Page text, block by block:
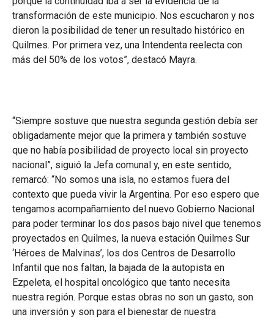
transformación de este municipio. Nos escucharon y nos
dieron la posibilidad de tener un resultado histórico en
Quilmes. Por primera vez, una Intendenta reelecta con
más del 50% de los votos”, destacó Mayra.
“Siempre sostuve que nuestra segunda gestión debía ser
obligadamente mejor que la primera y también sostuve
que no había posibilidad de proyecto local sin proyecto
nacional”, siguió la Jefa comunal y, en este sentido,
remarcó: “No somos una isla, no estamos fuera del
contexto que pueda vivir la Argentina. Por eso espero que
tengamos acompañamiento del nuevo Gobierno Nacional
para poder terminar los dos pasos bajo nivel que tenemos
proyectados en Quilmes, la nueva estación Quilmes Sur
‘Héroes de Malvinas’, los dos Centros de Desarrollo
Infantil que nos faltan, la bajada de la autopista en
Ezpeleta, el hospital oncológico que tanto necesita
nuestra región. Porque estas obras no son un gasto, son
una inversión y son para el bienestar de nuestra